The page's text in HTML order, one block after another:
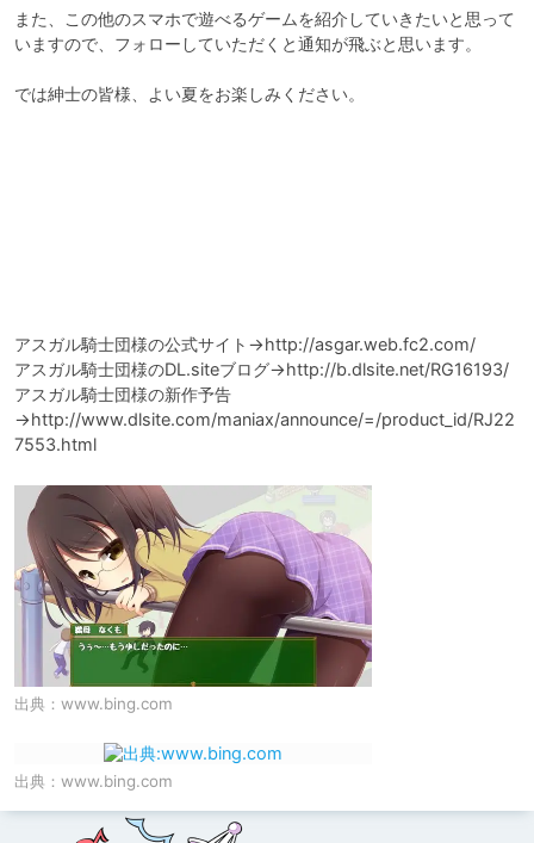
また、この他のスマホで遊べるゲームを紹介していきたいと思って
いますので、フォローしていただくと通知が飛ぶと思います。
では紳士の皆様、よい夏をお楽しみください。
アスガル騎士団様の公式サイト→http://asgar.web.fc2.com/
アスガル騎士団様のDL.siteブログ→http://b.dlsite.net/RG16193/
アスガル騎士団様の新作予告
→http://www.dlsite.com/maniax/announce/=/product_id/RJ22
7553.html
出典： www.bing.com
出典： www.bing.com